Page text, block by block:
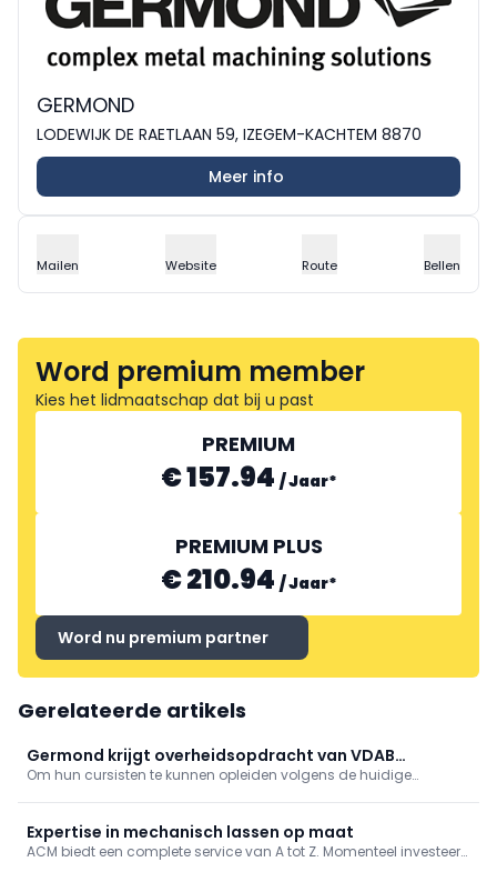
GERMOND
LODEWIJK DE RAETLAAN 59, IZEGEM-KACHTEM 8870
Meer info
Mailen Website Route Bellen
Word premium member
Kies het lidmaatschap dat bij u past
PREMIUM
€ 157.94 /Jaar*
PREMIUM PLUS
€ 210.94 /Jaar*
Word nu premium partner
Gerelateerde artikels
Germond krijgt overheidsopdracht van VDAB
toegewezen
Om hun cursisten te kunnen opleiden volgens de huidige
verspaningsafdelingen in Ieper en Heverlee. Germond won die
opdracht.
Expertise in mechanisch lassen op maat
ACM biedt een complete service van A tot Z. Momenteel investeert